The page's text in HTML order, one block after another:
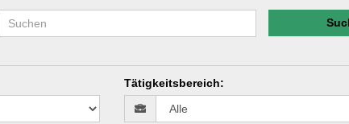
Tätigkeitsbereich: